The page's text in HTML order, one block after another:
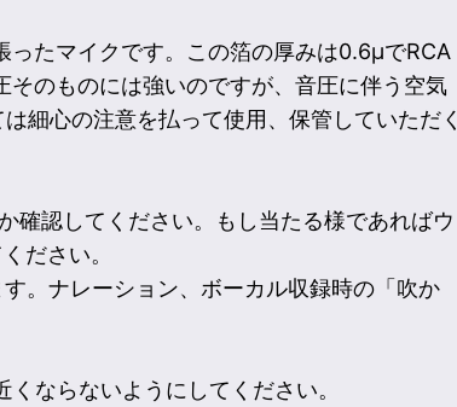
たマイクです。この箔の厚みは0.6μでRCA
のものには強いのですが、音圧に伴う空気
細心の注意を払って使用、保管していただく
確認してください。もし当たる様であればウ
ださい。
。ナレーション、ボーカル収録時の「吹か
ならないようにしてください。